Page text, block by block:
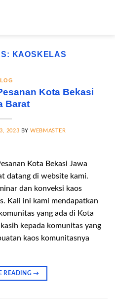
KAOSKELAS
Kota Bekasi
Barat
2023 BYWEBMASTER
Kota Bekasi Jawa
datang di website kami.
dan konveksi kaos
Kali ini kami mendapatkan
yang ada di Kota
kepada komunitas yang
kaos komunitasnya
READING→